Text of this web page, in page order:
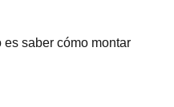
saber cómo montar